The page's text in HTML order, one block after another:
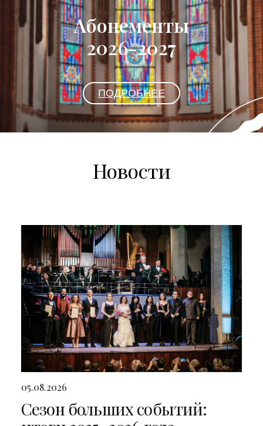
Абонементы
2026-2027
ПОДРОБНЕЕ
Новости
05.08.2026
Сезон больших событий: